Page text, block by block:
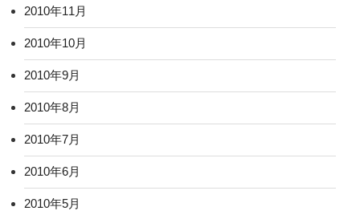
2010年11月
2010年10月
2010年9月
2010年8月
2010年7月
2010年6月
2010年5月